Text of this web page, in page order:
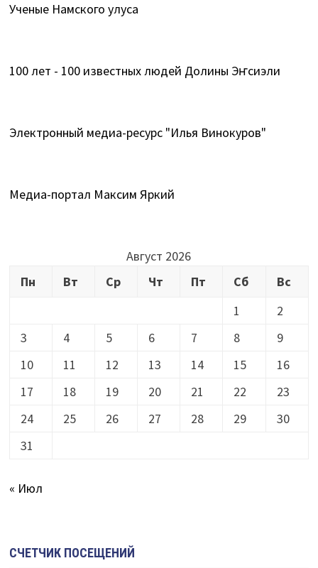
Ученые Намского улуса
100 лет - 100 известных людей Долины Эҥсиэли
Электронный медиа-ресурс "Илья Винокуров"
Медиа-портал Максим Яркий
Август 2026
Пн
Вт Ср Чт Пт Сб
Вс
1
2
3
4 5 6 7 8
9
10
11 12 13 14 15
16
17
18 19 20 21 22
23
24
25 26 27 28 29
30
31
« Июл
СЧЕТЧИК ПОСЕЩЕНИЙ